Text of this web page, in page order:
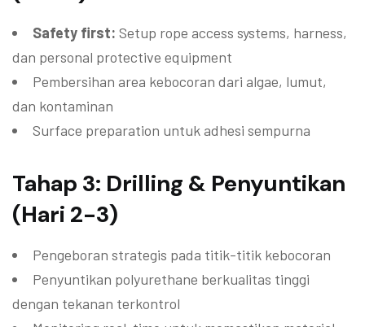
Safety first: Setup rope access systems, harness,
dan personal protective equipment
Pembersihan area kebocoran dari algae, lumut,
dan kontaminan
Surface preparation untuk adhesi sempurna
Tahap 3: Drilling & Penyuntikan
(Hari 2-3)
Pengeboran strategis pada titik-titik kebocoran
Penyuntikan polyurethane berkualitas tinggi
dengan tekanan terkontrol